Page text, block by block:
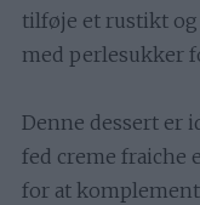
tilføje et rustikt og
med perlesukker
Denne dessert er
fed creme fraiche
for at